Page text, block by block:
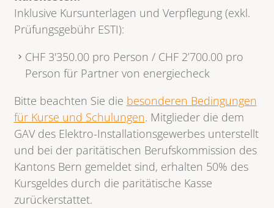
Inklusive Kursunterlagen und Verpflegung (exkl.
Prüfungsgebühr ESTI):
CHF 3'350.00 pro Person / CHF 2’700.00 pro
Person für Partner von energiecheck
Bitte beachten Sie die besonderen Bedingungen
für Kurse und Schulungen. Mitglieder die dem
GAV des Elektro-Installationsgewerbes unterstellt
und bei der paritätischen Berufskommission des
Kantons Bern gemeldet sind, erhalten 50% des
Kursgeldes durch die paritätische Kasse
zurückerstattet.